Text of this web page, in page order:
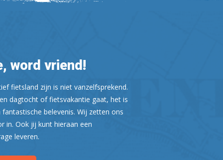
word vriend!
fietsland zijn is niet vanzelfsprekend.
dagtocht of fietsvakantie gaat, het is
belevenis. Wij zetten ons
in. Ook jij kunt hieraan een
leveren.